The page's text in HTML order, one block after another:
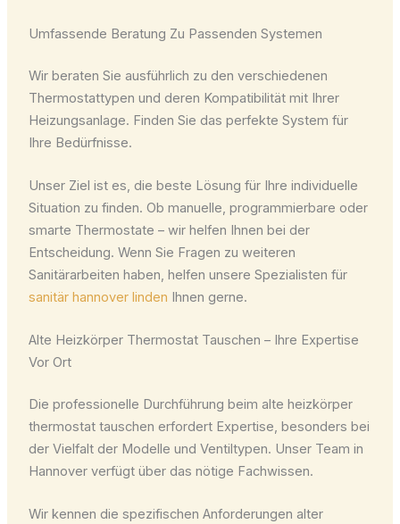
Umfassende Beratung Zu Passenden Systemen
Wir beraten Sie ausführlich zu den verschiedenen
Thermostattypen und deren Kompatibilität mit Ihrer
Heizungsanlage. Finden Sie das perfekte System für
Ihre Bedürfnisse.
Unser Ziel ist es, die beste Lösung für Ihre individuelle
Situation zu finden. Ob manuelle, programmierbare oder
smarte Thermostate – wir helfen Ihnen bei der
Entscheidung. Wenn Sie Fragen zu weiteren
Sanitärarbeiten haben, helfen unsere Spezialisten für
sanitär hannover linden Ihnen gerne.
Alte Heizkörper Thermostat Tauschen – Ihre Expertise
Vor Ort
Die professionelle Durchführung beim alte heizkörper
thermostat tauschen erfordert Expertise, besonders bei
der Vielfalt der Modelle und Ventiltypen. Unser Team in
Hannover verfügt über das nötige Fachwissen.
Wir kennen die spezifischen Anforderungen alter